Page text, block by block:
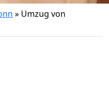
» Umzug von